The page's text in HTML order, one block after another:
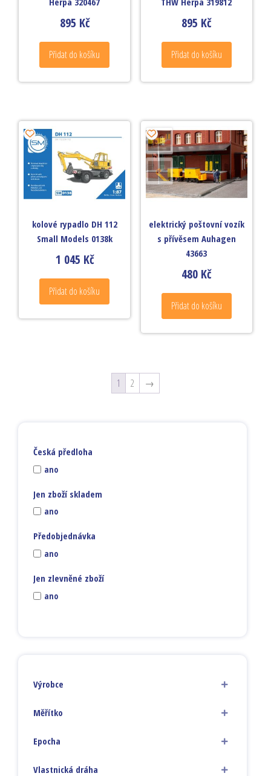
895 Kč
Přidat do košíku
895 Kč
Přidat do košíku
kolové rypadlo DH 112
Small Models 0138k
1 045 Kč
Přidat do košíku
elektrický poštovní vozík
s přívěsem Auhagen
43663
480 Kč
Přidat do košíku
1 2 →
Česká předloha
ano
Jen zboží skladem
ano
Předobjednávka
ano
Jen zlevněné zboží
ano
Výrobce
Měřítko
Epocha
Vlastnická dráha